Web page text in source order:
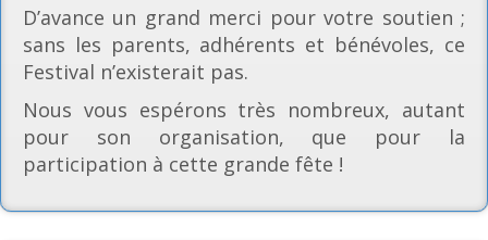
D’avance un grand merci pour votre soutien ;
sans les parents, adhérents et bénévoles, ce
Festival n’existerait pas.
Nous vous espérons très nombreux, autant
pour son organisation, que pour la
participation à cette grande fête !